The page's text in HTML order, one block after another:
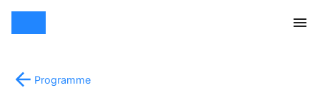
Programme